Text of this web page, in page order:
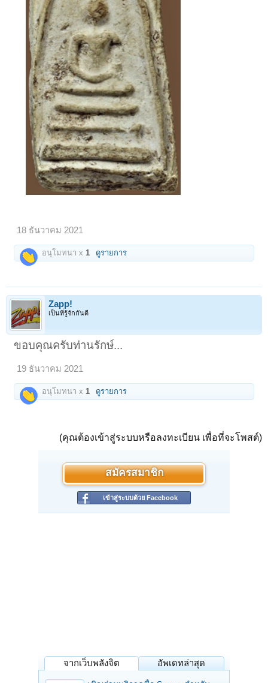
18 ธันวาคม 2021
อนุโมทนา x 1 ดูรายการ
Zapp!
เป็นที่รู้จักกันดี
ขอบคุณครับท่านรักษ์...
19 ธันวาคม 2021
อนุโมทนา x 1 ดูรายการ
(คุณต้องเข้าสู่ระบบหรือลงทะเบียน เพื่อที่จะโพสต์)
สมัครสมาชิก
เข้าสู่ระบบด้วย Facebook
จากเว็บพลังจิต อัพเดทล่าสุด